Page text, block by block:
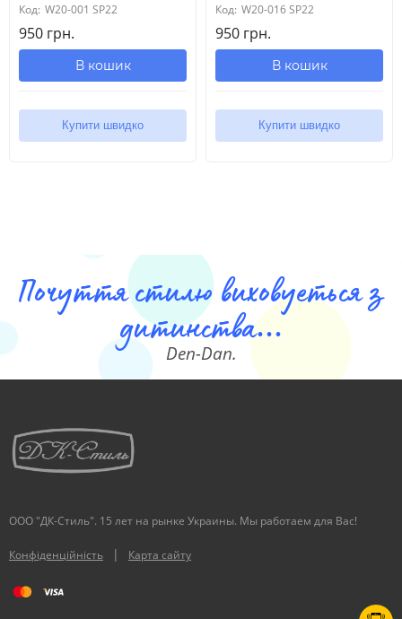
Код: W20-001 SP22
950 грн.
В кошик
Купити швидко
Код: W20-016 SP22
950 грн.
В кошик
Купити швидко
Почуття стилю виховуеться з
дитинства...
Den-Dan.
ООО "ДК-Стиль". 15 лет на рынке Украины. Мы работаем для Вас!
Конфіденційність | Карта сайту